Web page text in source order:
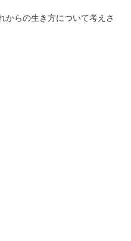
からの生き方について考えさ